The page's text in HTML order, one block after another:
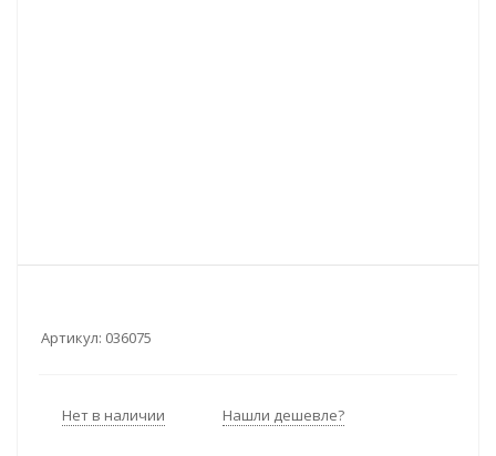
Артикул: 036075
Нет в наличии Нашли дешевле?